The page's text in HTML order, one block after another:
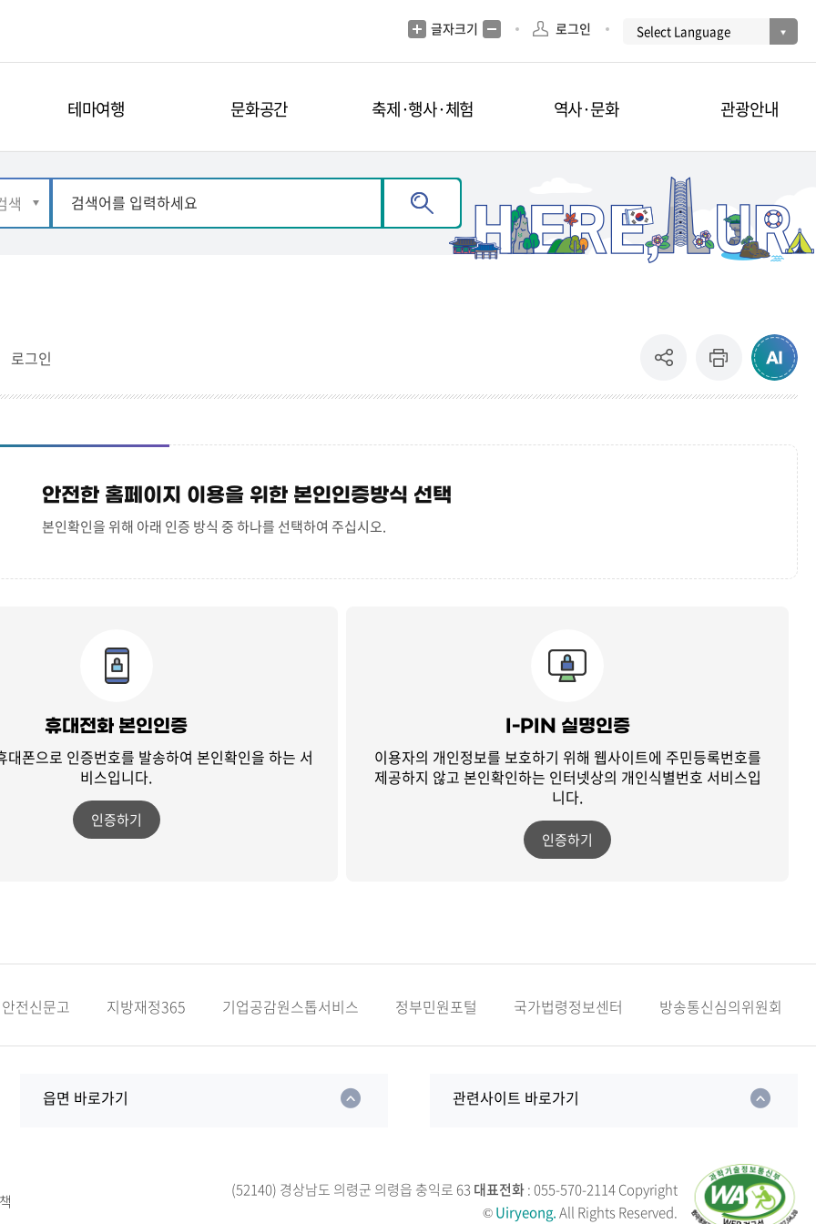
글자크기 로그인
테마여행 문화공간 축제·행사·체험 역사·문화 관광안내
로그인
안전한 홈페이지 이용을 위한 본인인증방식 선택
본인확인을 위해 아래 인증 방식 중 하나를 선택하여 주십시오.
휴대전화 본인인증
대폰으로 인증번호를 발송하여본인확인을 하는 서
비스입니다.
인증하기
I-PIN 실명인증
이용자의 개인정보를 보호하기 위해 웹사이트에 주민등록번호를
제공하지 않고 본인확인하는 인터넷상의 개인식별번호 서비스입
니다.
인증하기
안전신문고 지방재정365 기업공감원스톱서비스 정부민원포털 국가법령정보센터 방송통신심의위원회
읍면 바로가기 관련사이트 바로가기
(52140) 경상남도 의령군 의령읍 충익로 63 대표전화: 055-570-2114Copyright
©Uiryeong.All Rights Reserved.